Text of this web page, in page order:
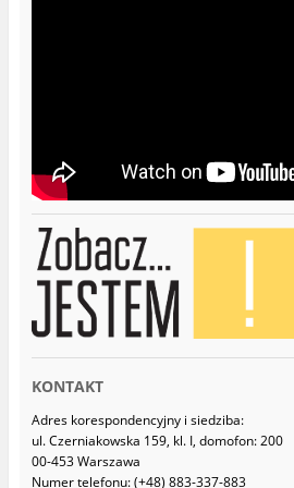
KONTAKT
Adres korespondencyjny i siedziba:
ul. Czerniakowska 159, kl. I, domofon: 200
00-453 Warszawa
Numer telefonu: (+48) 883-337-883